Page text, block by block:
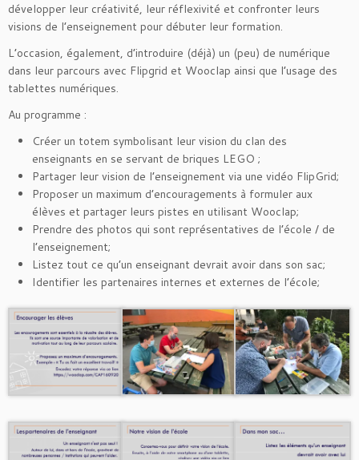
développer leur créativité, leur réflexivité et confronter leurs
visions de l’enseignement pour débuter leur formation.
L’occasion, également, d’introduire (déjà) un (peu) de numérique
dans leur parcours avec Flipgrid et Wooclap ainsi que l’usage des
tablettes numériques.
Au programme :
Créer un totem symbolisant leur vision du clan des
enseignants en se servant de briques LEGO ;
Partager leur vision de l’enseignement via une vidéo FlipGrid;
Proposer un maximum d’encouragements à formuler aux
élèves et partager leurs pistes en utilisant Wooclap;
Prendre des photos qui sont représentatives de l’école / de
l’enseignement;
Listez tout ce qu’un enseignant devrait avoir dans son sac;
Identifier les partenaires internes et externes de l’école;